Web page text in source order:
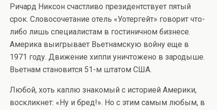
Ричард Никсон счастливо президентствует пятый
срок. Словосочетание отель «Уотергейт» говорит что-
либо лишь специалистам в гостиничном бизнесе.
Америка выигрывает Вьетнамскую войну еще в
1971 году. Движение хиппи уничтожено в зародыше.
Вьетнам становится 51-м штатом США.
Любой, хоть каплю знакомый с историей Америки,
воскликнет: «Ну и бред!». Но с этим самым любым, в